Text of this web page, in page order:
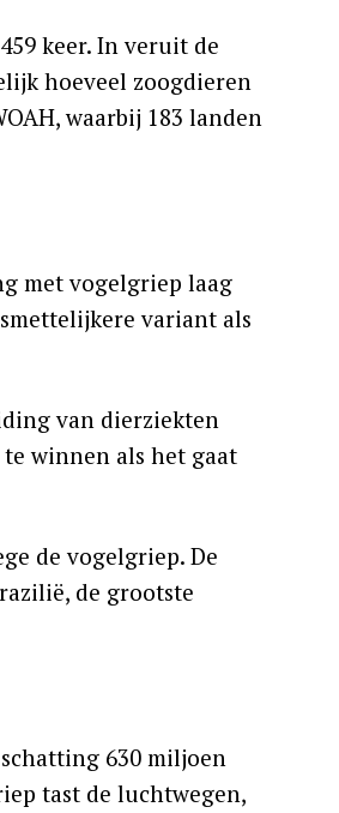
keer. In veruit de
hoeveel zoogdieren
waarbij 183 landen
met vogelgriep laag
variant als
van dierziekten
winnen als het gaat
de vogelgriep. De
de grootste
630 miljoen
tast de luchtwegen,